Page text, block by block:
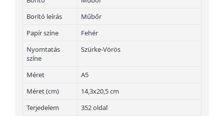
Borító leírás
Műbőr
Papír színe
Fehér
Nyomtatás
színe
Szürke-Vörös
Méret
A5
Méret (cm)
14,3x20,5 cm
Terjedelem
352 oldal